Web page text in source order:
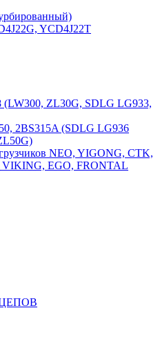
YCD4J22T
ZL30G, SDLG LG933,
(SDLG LG936
NEO, YIGONG, CTK,
EGO, FRONTAL